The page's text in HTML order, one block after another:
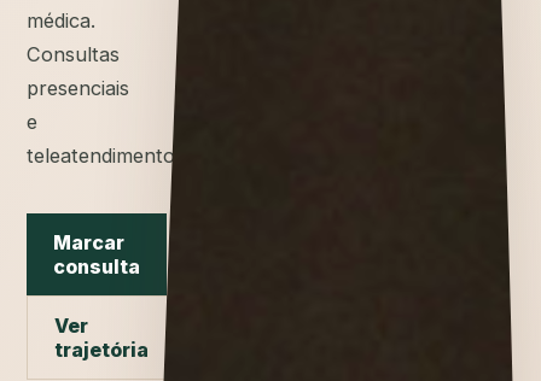
médica.
Consultas
presenciais
e
teleatendimento.
Marcar
consulta
Ver
trajetória